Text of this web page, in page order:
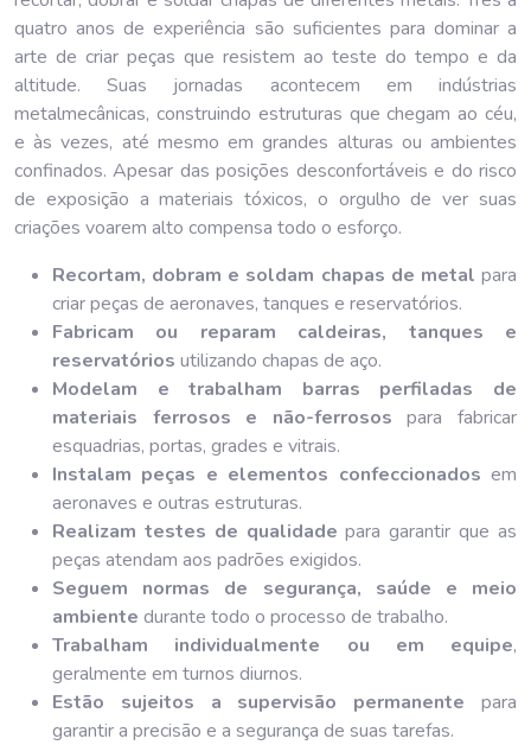
quatro anos de experiência são suficientes para dominar a
arte de criar peças que resistem ao teste do tempo e da
altitude. Suas jornadas acontecem em indústrias
metalmecânicas, construindo estruturas que chegam ao céu,
e às vezes, até mesmo em grandes alturas ou ambientes
confinados. Apesar das posições desconfortáveis e do risco
de exposição a materiais tóxicos, o orgulho de ver suas
criações voarem alto compensa todo o esforço.
Recortam, dobram e soldam chapas de metal para
criar peças de aeronaves, tanques e reservatórios.
Fabricam ou reparam caldeiras, tanques e
reservatórios utilizando chapas de aço.
Modelam e trabalham barras perfiladas de
materiais ferrosos e não-ferrosos para fabricar
esquadrias, portas, grades e vitrais.
Instalam peças e elementos confeccionados em
aeronaves e outras estruturas.
Realizam testes de qualidade para garantir que as
peças atendam aos padrões exigidos.
Seguem normas de segurança, saúde e meio
ambiente durante todo o processo de trabalho.
Trabalham individualmente ou em equipe,
geralmente em turnos diurnos.
Estão sujeitos a supervisão permanente para
garantir a precisão e a segurança de suas tarefas.